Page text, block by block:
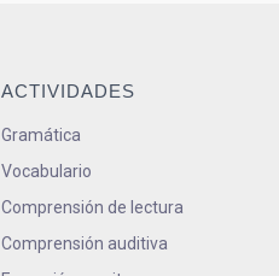
ACTIVIDADES
Gramática
Vocabulario
Comprensión de lectura
Comprensión auditiva